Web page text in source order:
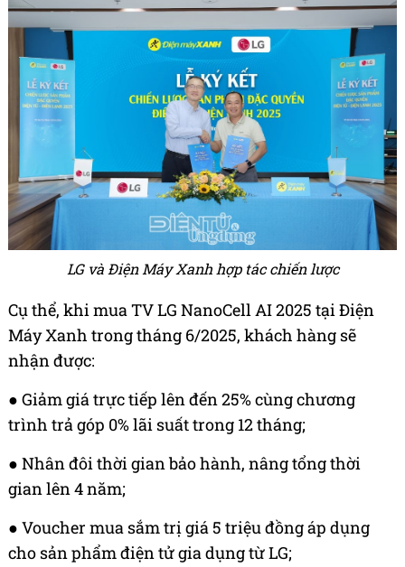
LG và Điện Máy Xanh hợp tác chiến lược
Cụ thể, khi mua TV LG NanoCell AI 2025 tại Điện
Máy Xanh trong tháng 6/2025, khách hàng sẽ
nhận được:
● Giảm giá trực tiếp lên đến 25% cùng chương
trình trả góp 0% lãi suất trong 12 tháng;
● Nhân đôi thời gian bảo hành, nâng tổng thời
gian lên 4 năm;
● Voucher mua sắm trị giá 5 triệu đồng áp dụng
cho sản phẩm điện tử gia dụng từ LG;